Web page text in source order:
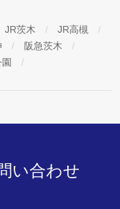
JR茨木
JR高槻
阪急茨木
い合わせ